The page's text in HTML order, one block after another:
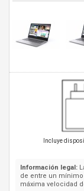
Incluye
Información legal:
de entre un mínimo
máxima velocidad